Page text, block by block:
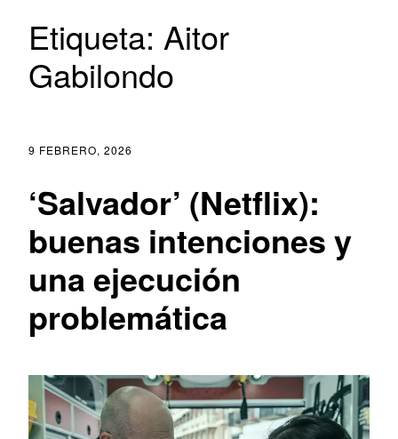
Etiqueta: Aitor
Gabilondo
9 FEBRERO, 2026
‘Salvador’ (Netflix):
buenas intenciones y
una ejecución
problemática